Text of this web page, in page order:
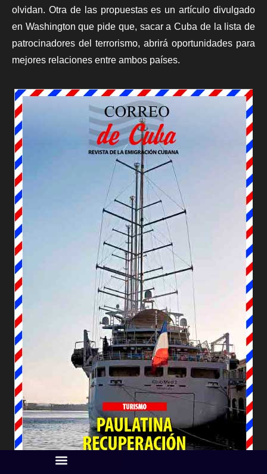
olvidan. Otra de las propuestas es un artículo divulgado
en Washington que pide que, sacar a Cuba de la lista de
patrocinadores del terrorismo, abrirá oportunidades para
mejores relaciones entre ambos países.